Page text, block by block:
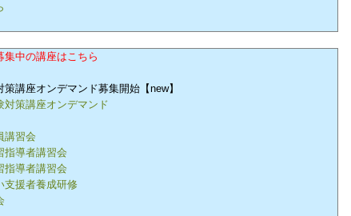
集中の講座はこちら
講座オンデマンド募集開始【new】
対策講座オンデマンド
講習会
指導者講習会
指導者講習会
支援者養成研修